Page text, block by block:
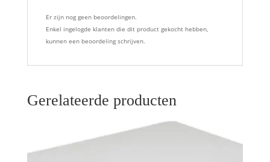
Er zijn nog geen beoordelingen.
Enkel ingelogde klanten die dit product gekocht hebben,
kunnen een beoordeling schrijven.
Gerelateerde producten